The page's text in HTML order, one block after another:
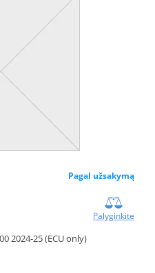
Pagal užsakymą
Palyginkite
2024-25 (ECU only)